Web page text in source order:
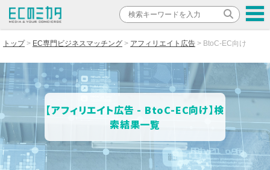
トップ EC専門ビジネスマッチング アフィリエイト広告 BtoC-EC向け
【アフィリエイト広告 - BtoC-EC向け】検
索結果一覧